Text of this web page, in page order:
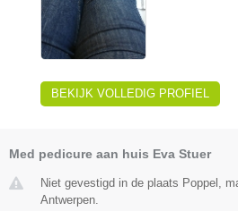
BEKIJK VOLLEDIG PROFIEL
Med pedicure aan huis Eva Stuer
Niet gevestigd in de plaats Poppel,
Antwerpen.